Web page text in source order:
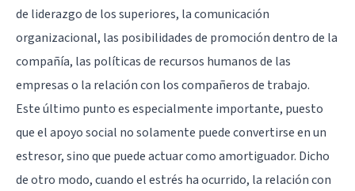
de liderazgo de los superiores, la comunicación
organizacional, las posibilidades de promoción dentro de la
compañía, las políticas de recursos humanos de las
empresas o la relación con los compañeros de trabajo.
Este último punto es especialmente importante, puesto
que el apoyo social no solamente puede convertirse en un
estresor, sino que puede actuar como amortiguador. Dicho
de otro modo, cuando el estrés ha ocurrido, la relación con